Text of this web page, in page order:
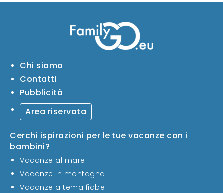
Chi siamo
Contatti
Pubblicità
Area riservata
Cerchi ispirazioni per le tue vacanze con i
bambini?
Vacanze al mare
Vacanze in montagna
Vacanze a tema fiabe